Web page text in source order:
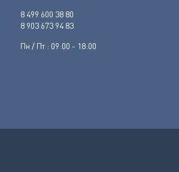
8 499 600 38 80
8 903 673 94 83
Пн / Пт : 09:00 - 18:00